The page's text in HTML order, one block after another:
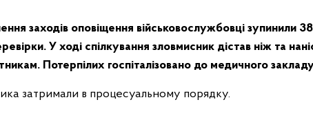
заходів оповіщення військовослужбовці зупинили
У ході спілкування зловмисник дістав ніж та
Потерпілих госпіталізовано до медичного
затримали в процесуальному порядку.